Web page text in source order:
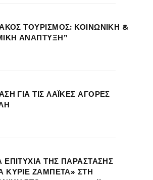
ΤΟΥΡΙΣΜΟΣ: ΚΟΙΝΩΝΙΚΗ &
ΑΝΑΠΤΥΞΗ”
ΓΙΑ ΤΙΣ ΛΑΪΚΕΣ ΑΓΟΡΕΣ
ΕΠΙΤΥΧΙΑ ΤΗΣ ΠΑΡΑΣΤΑΣΗΣ
ΚΥΡΙΕ ΖΑΜΠΕΤΑ» ΣΤΗ